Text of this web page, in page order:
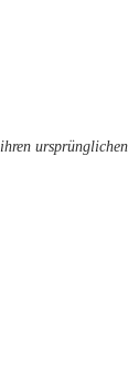
ursprünglichen